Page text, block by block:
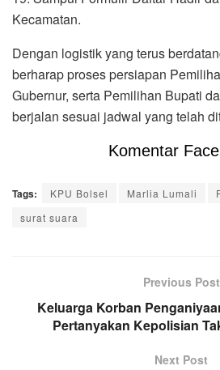
Kecamatan.
Dengan logistik yang terus
berharap proses persiapan
Gubernur, serta Pemilihan Bupati
berjalan sesuai jadwal yang telah
Komentar
Tags: KPU Bolsel Marlia Lumali
surat suara
Previous Post
Keluarga Korban
Pertanyakan Kepolisian
Next Post